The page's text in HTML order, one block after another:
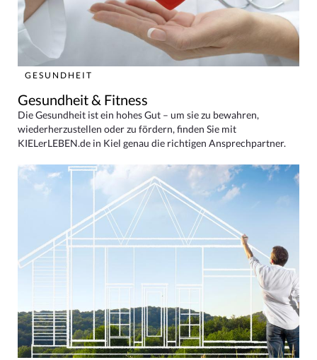
GESUNDHEIT
Gesundheit & Fitness
Die Gesundheit ist ein hohes Gut – um sie zu bewahren,
wiederherzustellen oder zu fördern, finden Sie mit
KIELerLEBEN.de in Kiel genau die richtigen Ansprechpartner.